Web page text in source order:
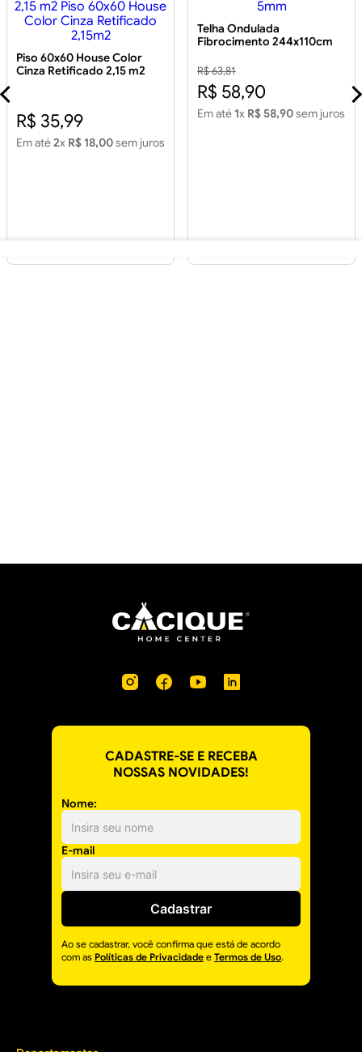
Piso 60x60 House Color
Cinza Retificado 2,15 m2
R$ 35,99
Em até2x R$ 18,00sem juros
Telha Ondulada
Fibrocimento 244x110cm
R$ 63,81
R$ 58,90
Em até 1x R$ 58,90sem juros
CADASTRE-SE E RECEBA
NOSSAS NOVIDADES!
Nome:
E-mail
Cadastrar
Ao se cadastrar, você confirma que está de acordo
com as Políticas de Privacidade e Termos de Uso.